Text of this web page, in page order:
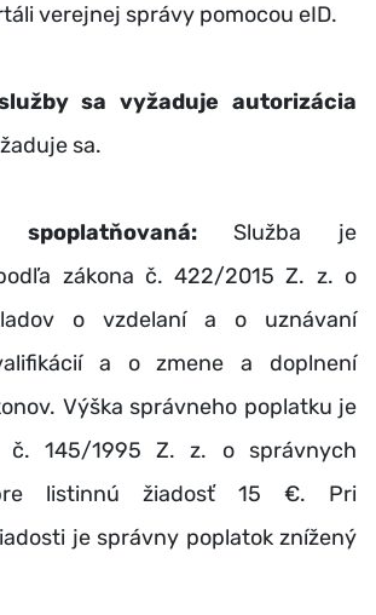
verejnej správy pomocou eID.
sa vyžaduje autorizácia
sa.
Služba je
zákona č. 422/2015 Z. z. o
o vzdelaní a o uznávaní
a o zmene a doplnení
Výška správneho poplatku je
č. 145/1995 Z. z. o správnych
listinnú žiadosť 15 €. Pri
je správny poplatok znížený